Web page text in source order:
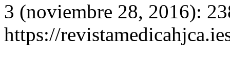
3 (noviembre 28, 2016):
https://